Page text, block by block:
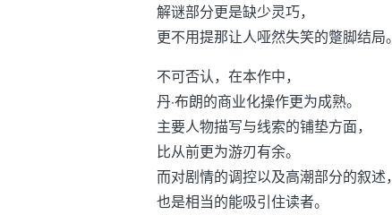
解谜部分更是缺少灵巧，
更不用提那让人哑然失笑的蹩脚结局。
不可否认，在本作中，
丹·布朗的商业化操作更为成熟。
主要人物描写与线索的铺垫方面，
比从前更为游刃有余。
而对剧情的调控以及高潮部分的叙述，
也是相当的能吸引住读者。